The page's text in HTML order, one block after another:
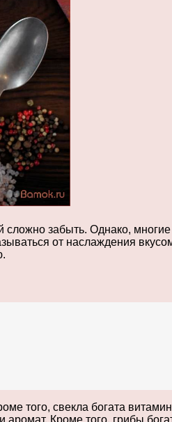
забыть. Однако, многие
от наслаждения
того, свекла богата